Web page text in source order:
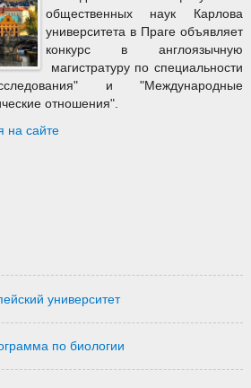
общественных наук Карлова
университета в Праге объявляет
конкурс в англоязычную
магистратуру по специальности
и "Международные
отношения".
на сайте
университет
по биологии